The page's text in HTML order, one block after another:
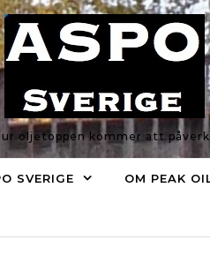
oljetoppen kommer att
SVERIGE OM PEAK